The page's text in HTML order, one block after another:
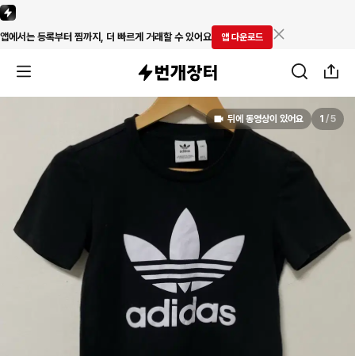
앱에서는 등록부터 찜까지, 더 빠르게 거래할 수 있어요 앱 다운로드
뒤에 동영상이 있어요 1 /5